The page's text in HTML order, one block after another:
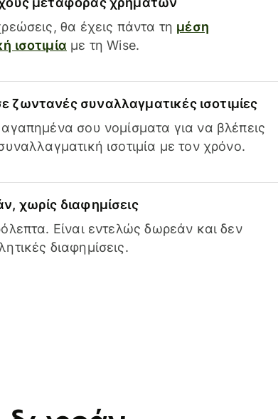
θα έχεις πάντα τη μέση
ισοτιμία με τη Wise.
ζωντανές συναλλαγματικές ισοτιμίες
σου νομίσματα για να βλέπεις
ισοτιμία με τον χρόνο.
χωρίς διαφημίσεις
Είναι εντελώς δωρεάν και δεν
διαφημίσεις.